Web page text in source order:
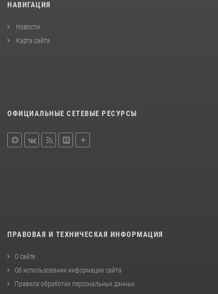
НАВИГАЦИЯ
Новости
Карта сайта
ОФИЦИАЛЬНЫЕ СЕТЕВЫЕ РЕСУРСЫ
ПРАВОВАЯ И ТЕХНИЧЕСКАЯ ИНФОРМАЦИЯ
О сайте
Об использовании информации сайта
Правила обработки персональных данных